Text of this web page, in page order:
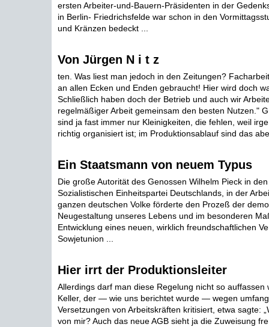
ersten Arbeiter-und-Bauern-Präsidenten in der
in Berlin- Friedrichsfelde war schon in den
und Kränzen bedeckt ...
Von Jürgen N i t z
ten. Was liest man jedoch in den Zeitungen?
an allen Ecken und Enden gebraucht! Hier wird doch
Schließlich haben doch der Betrieb und auch wir
regelmäßiger Arbeit gemeinsam den besten Nutzen."
sind ja fast immer nur Kleinigkeiten, die fehlen, weil
richtig organisiert ist; im Produktionsablauf sind das
Ein Staatsmann von neuem Typus
Die große Autorität des Genossen Wilhelm Pieck in
Sozialistischen Einheitspartei Deutschlands, in der
ganzen deutschen Volke förderte den Prozeß der
Neugestaltung unseres Lebens und im besonderen
Entwicklung eines neuen, wirklich freundschaftlichen
Sowjetunion ...
Hier irrt der Produktionsleiter
Allerdings darf man diese Regelung nicht so auffassen
Keller, der — wie uns berichtet wurde — wegen
Versetzungen von Arbeitskräften kritisiert, etwa sagte:
von mir? Auch das neue AGB sieht ja die Zuweisung